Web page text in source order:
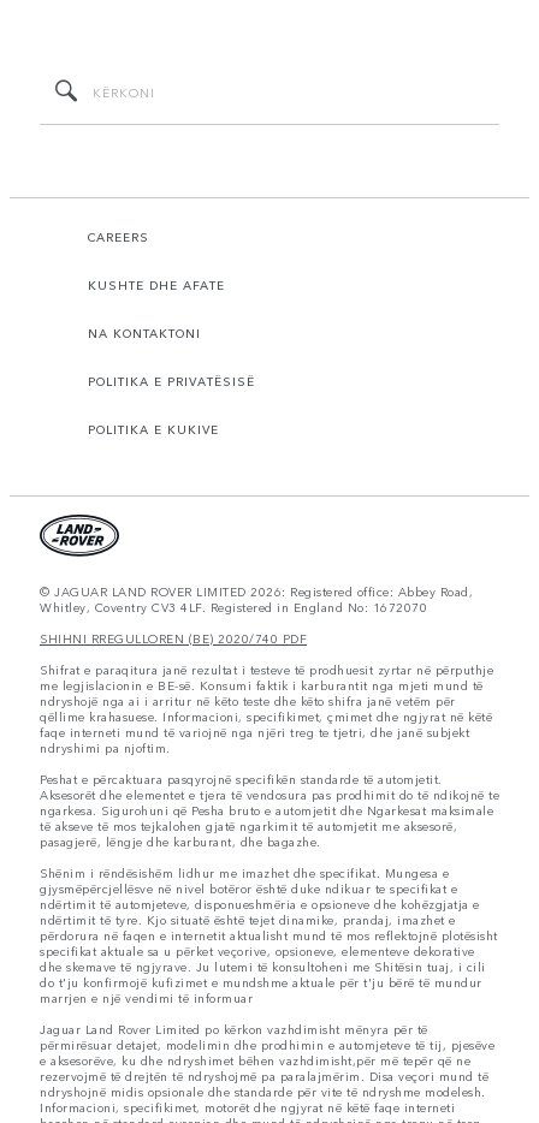
CAREERS
KUSHTE DHE AFATE
NA KONTAKTONI
POLITIKA E PRIVATËSISË
POLITIKA E KUKIVE
© JAGUAR LAND ROVER LIMITED 2026: Registered office: Abbey Road,
Whitley, Coventry CV3 4LF. Registered in England No: 1672070
SHIHNI RREGULLOREN (BE) 2020/740 PDF
Shifrat e paraqitura janë rezultat i testeve të prodhuesit zyrtar në përputhje
me legjislacionin e BE-së. Konsumi faktik i karburantit nga mjeti mund të
ndryshojë nga ai i arritur në këto teste dhe këto shifra janë vetëm për
qëllime krahasuese. Informacioni, specifikimet, çmimet dhe ngjyrat në këtë
faqe interneti mund të variojnë nga njëri treg te tjetri, dhe janë subjekt
ndryshimi pa njoftim.
Peshat e përcaktuara pasqyrojnë specifikën standarde të automjetit.
Aksesorët dhe elementet e tjera të vendosura pas prodhimit do të ndikojnë te
ngarkesa. Sigurohuni që Pesha bruto e automjetit dhe Ngarkesat maksimale
të akseve të mos tejkalohen gjatë ngarkimit të automjetit me aksesorë,
pasagjerë, lëngje dhe karburant, dhe bagazhe.
Shënim i rëndësishëm lidhur me imazhet dhe specifikat. Mungesa e
gjysmëpërcjellësve në nivel botëror është duke ndikuar te specifikat e
ndërtimit të automjeteve, disponueshmëria e opsioneve dhe kohëzgjatja e
ndërtimit të tyre. Kjo situatë është tejet dinamike, prandaj, imazhet e
përdorura në faqen e internetit aktualisht mund të mos reflektojnë plotësisht
specifikat aktuale sa u përket veçorive, opsioneve, elementeve dekorative
dhe skemave të ngjyrave. Ju lutemi të konsultoheni me Shitësin tuaj, i cili
do t'ju konfirmojë kufizimet e mundshme aktuale për t'ju bërë të mundur
marrjen e një vendimi të informuar
Jaguar Land Rover Limited po kërkon vazhdimisht mënyra për të
përmirësuar detajet, modelimin dhe prodhimin e automjeteve të tij, pjesëve
e aksesorëve, ku dhe ndryshimet bëhen vazhdimisht,për më tepër që ne
rezervojmë të drejtën të ndryshojmë pa paralajmërim. Disa veçori mund të
ndryshojnë midis opsionale dhe standarde për vite të ndryshme modelesh.
Informacioni, specifikimet, motorët dhe ngjyrat në këtë faqe interneti